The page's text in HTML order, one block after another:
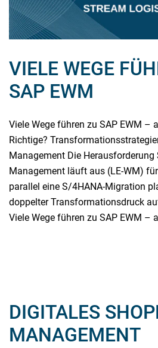
VIELE WEGE
SAP EWM
Viele Wege führen zu SAP EWM –
Richtige?
Management Die Herausforderung
Management läuft aus (LE-WM)
parallel eine S/4HANA-Migration
doppelter Transformationsdruck
Viele Wege führen zu SAP EWM –
DIGITALES
MANAGEMENT